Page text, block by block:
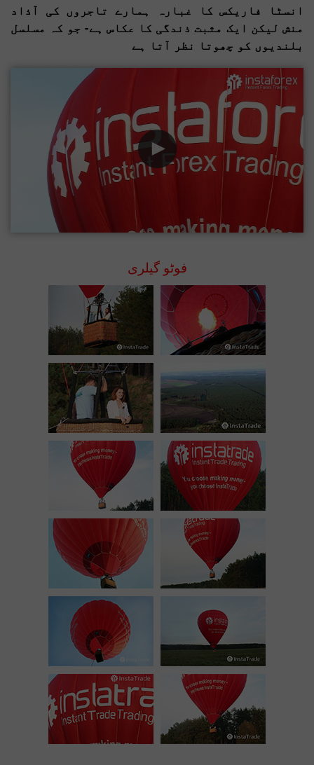
انسٹا فاریکس کا غبارہ ہمارے تاجروں کی آذاد
منش لیکن ایک مثبت ذندگی کا عکاس ہے- جو کہ مسلسل
بلندیوں کو چھوتا نظر آتا ہے
فوٹو گیلری